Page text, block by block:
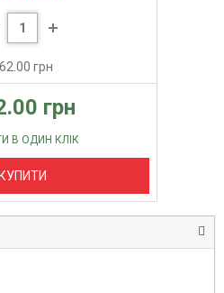
грн
грн
В ОДИН КЛІК
КУПИТИ